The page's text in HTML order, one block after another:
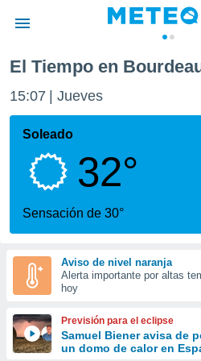
de
por
que se
calidad.
a este
las
y
forma
digital
basada
El Tiempo en
15:07 Jueves
Soleado
32°
Sensación de 30°
Aviso de nivel naranja
Alerta importante por altas
hoy
Previsión para el eclipse
Samuel Biener avisa de
un domo de calor en